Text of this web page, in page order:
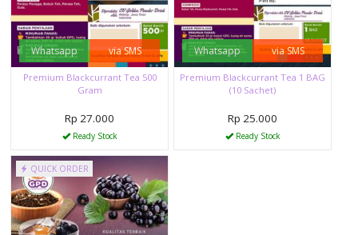
Whatsapp via SMS
Premium Blackcurrant Tea 500
Gram
Rp 27.000
Ready Stock
Whatsapp via SMS
Premium Blackcurrant Tea 1 BAG
(10 Sachet)
Rp 25.000
Ready Stock
QUICK ORDER